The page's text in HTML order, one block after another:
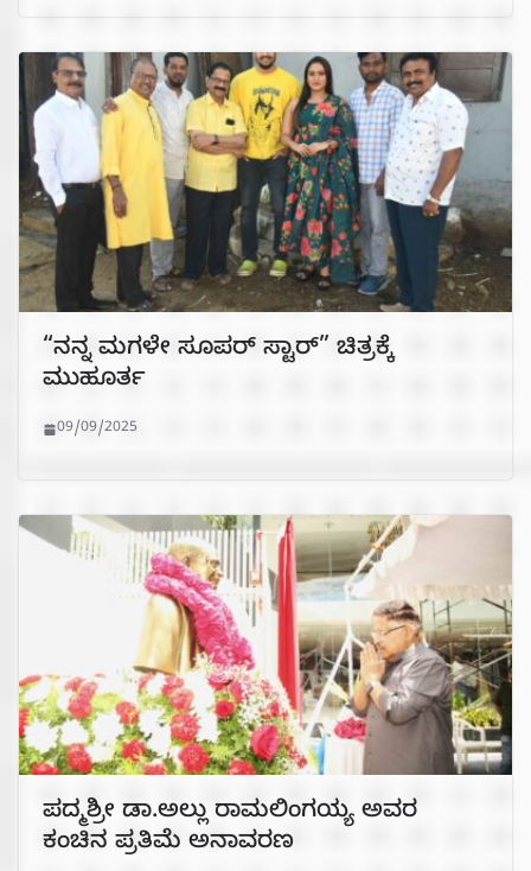
“ನನ್ನ ಮಗಳೇ ಸೂಪರ್ ಸ್ಟಾರ್” ಚಿತ್ರಕ್ಕೆ
ಮುಹೂರ್ತ
09/09/2025
ಪದ್ಮಶ್ರೀ ಡಾ.ಅಲ್ಲು ರಾಮಲಿಂಗಯ್ಯ ಅವರ
ಕಂಚಿನ ಪ್ರತಿಮೆ ಅನಾವರಣ